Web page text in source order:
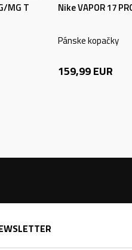
MG T Nike VAPOR 17
Pánske kopačky
159,99EUR